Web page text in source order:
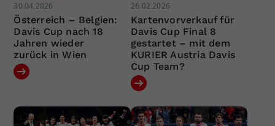
30.04.2026
Österreich – Belgien:
Davis Cup nach 18
Jahren wieder
zurück in Wien
26.02.2026
Kartenvorverkauf für
Davis Cup Final 8
gestartet – mit dem
KURIER Austria Davis
Cup Team?